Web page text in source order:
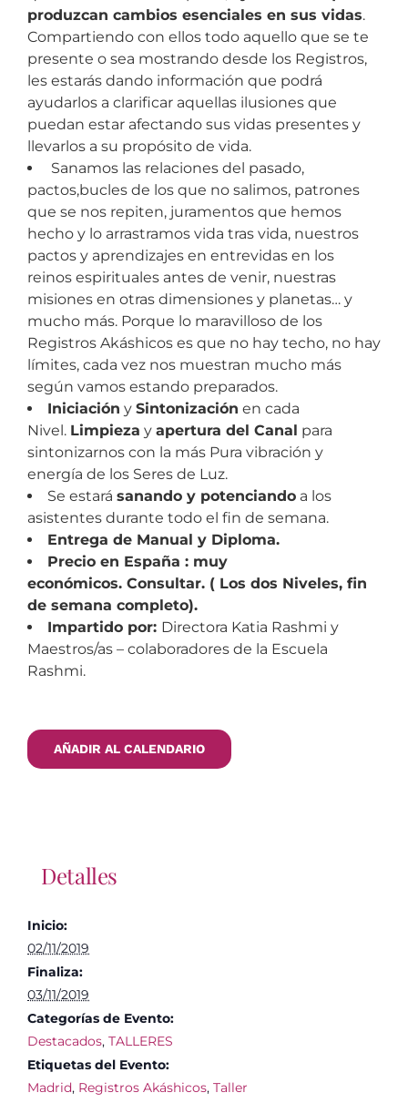
produzcan cambios esenciales en sus vidas.
Compartiendo con ellos todo aquello que se te
presente o sea mostrando desde los Registros,
les estarás dando información que podrá
ayudarlos a clarificar aquellas ilusiones que
puedan estar afectando sus vidas presentes y
llevarlos a su propósito de vida.
Sanamos las relaciones del pasado,
pactos,bucles de los que no salimos, patrones
que se nos repiten, juramentos que hemos
hecho y lo arrastramos vida tras vida, nuestros
pactos y aprendizajes en entrevidas en los
reinos espirituales antes de venir, nuestras
misiones en otras dimensiones y planetas… y
mucho más. Porque lo maravilloso de los
Registros Akáshicos es que no hay techo, no hay
límites, cada vez nos muestran mucho más
según vamos estando preparados.
Iniciación y Sintonización en cada
Nivel. Limpieza y apertura del Canal para
sintonizarnos con la más Pura vibración y
energía de los Seres de Luz.
Se estará sanando y potenciando a los
asistentes durante todo el fin de semana.
Entrega de Manual y Diploma.
Precio en España : muy
económicos. Consultar. ( Los dos Niveles, fin
de semana completo).
Impartido por: Directora Katia Rashmi y
Maestros/as – colaboradores de la Escuela
Rashmi.
AÑADIR AL CALENDARIO
Detalles
Inicio:
02/11/2019
Finaliza:
03/11/2019
Categorías de Evento:
Destacados, TALLERES
Etiquetas del Evento:
Madrid, Registros Akáshicos, Taller